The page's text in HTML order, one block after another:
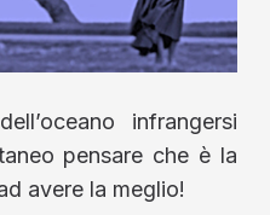
infrangersi
pensare che è la
avere la meglio!